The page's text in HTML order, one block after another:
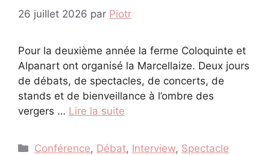
26 juillet 2026 par Piotr
Pour la deuxième année la ferme Coloquinte et
Alpanart ont organisé la Marcellaize. Deux jours
de débats, de spectacles, de concerts, de
stands et de bienveillance à l’ombre des
vergers … Lire la suite
Catégories
Conférence, Débat, Interview, Spectacle